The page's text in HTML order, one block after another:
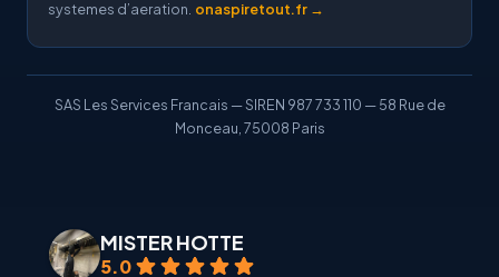
systemes d’aeration. onaspiretout.fr →
SAS Les Services Francais — SIREN 987 733 110 — 58 Rue de
Monceau, 75008 Paris
MISTER HOTTE
5.0